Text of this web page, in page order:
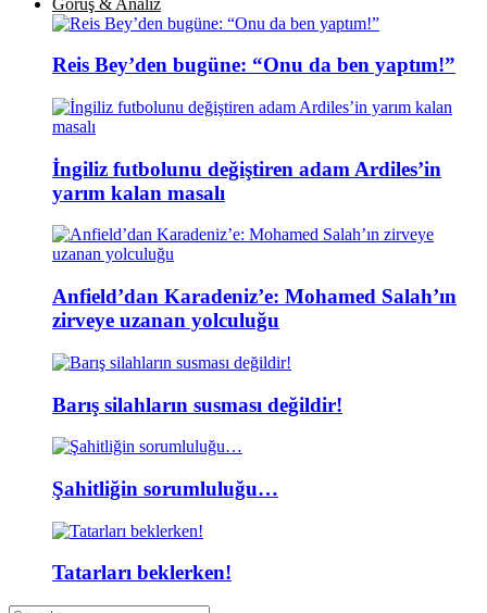
Reis Bey’den bugüne: “Onu da ben yaptım!”
İngiliz futbolunu değiştiren adam Ardiles’in
yarım kalan masalı
Anfield’dan Karadeniz’e: Mohamed Salah’ın
zirveye uzanan yolculuğu
Barış silahların susması değildir!
Şahitliğin sorumluluğu…
Tatarları beklerken!